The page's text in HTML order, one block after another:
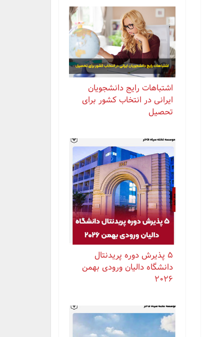
اشتباهات رایج دانشجویان
ایرانی در انتخاب کشور برای
تحصیل
۵ پذیرش دوره پریدنتال
دانشگاه دالیان ورودی بهمن
۲۰۲۶